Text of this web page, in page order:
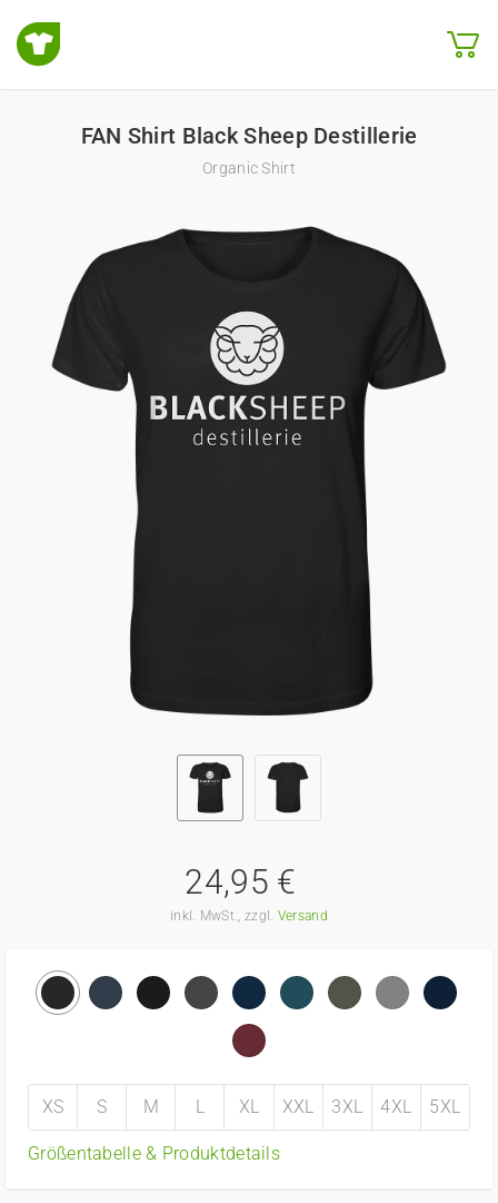
FAN Shirt Black Sheep Destillerie
Organic Shirt
24,95 €
inkl. MwSt., zzgl. Versand
XS S M L XL XXL 3XL 4XL 5XL
Größentabelle & Produktdetails